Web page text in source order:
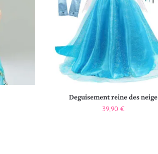
Deguisement reine des neige
39,90 €